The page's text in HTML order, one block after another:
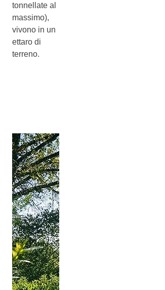
tonnellate al
massimo),
vivono in un
ettaro di
terreno.